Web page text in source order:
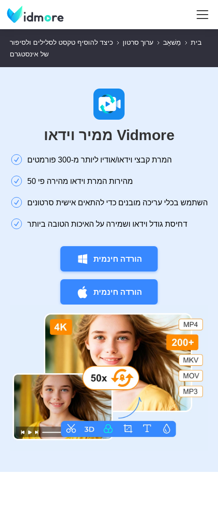
בית מַשׁאָב ערוך סרטון
כיצד להוסיף טקסט לסלילים ולסיפור
של אינסטגרם
ממיר וידאו Vidmore
המרת קבצי וידאו/אודיו ליותר מ-300 פורמטים
מהירות המרת וידאו מהירה פי 50
השתמש בכלי עריכה מובנים כדי להתאים אישית סרטונים
דחיסת גודל וידאו ושמירה על האיכות הטובה ביותר
הורדה חינמית
הורדה חינמית